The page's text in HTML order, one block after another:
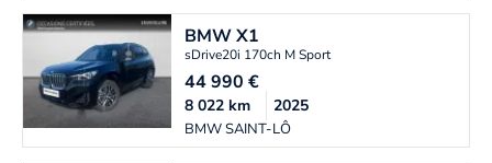
BMWX1
sDrive20i 170ch M Sport
44 990€
BMW SAINT-LÔ
8 022km 2025